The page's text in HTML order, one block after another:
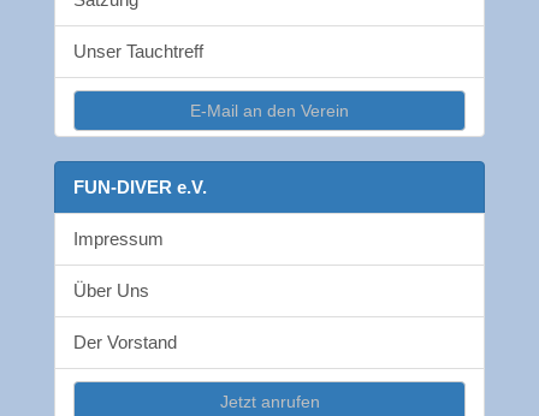
Unser Tauchtreff
E-Mail an den Verein
FUN-DIVER e.V.
Impressum
Über Uns
Der Vorstand
Jetzt anrufen